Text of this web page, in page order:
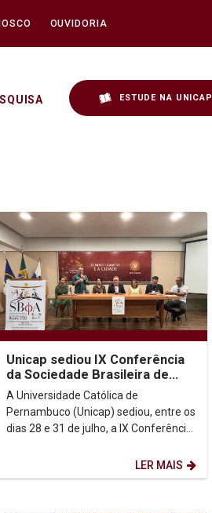
OUVIDORIA
ESTUDE NA UNICAP
Unicap sediou IX Conferência
da Sociedade Brasileira de
Filosofia Analítica
A Universidade Católica de
Pernambuco (Unicap) sediou, entre os
dias 28 e 31 de julho, a IX Conferência
LER MAIS